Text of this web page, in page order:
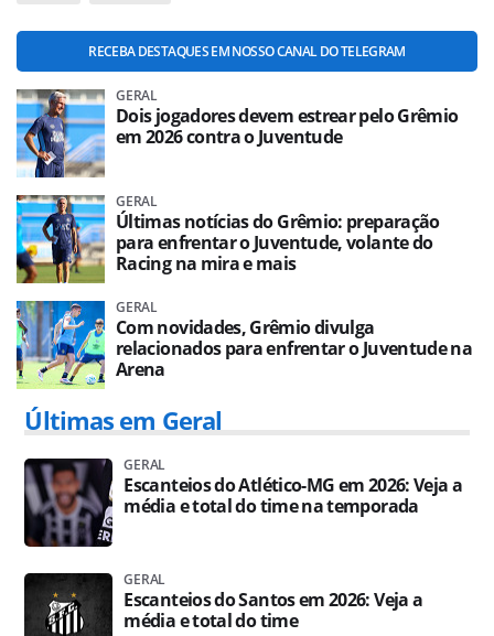
RECEBA DESTAQUES EM NOSSO CANAL DO TELEGRAM
GERAL
Dois jogadores devem estrear pelo Grêmio
em 2026 contra o Juventude
GERAL
Últimas notícias do Grêmio: preparação
para enfrentar o Juventude, volante do
Racing na mira e mais
GERAL
Com novidades, Grêmio divulga
relacionados para enfrentar o Juventude na
Arena
Últimas em Geral
GERAL
Escanteios do Atlético-MG em 2026: Veja a
média e total do time na temporada
GERAL
Escanteios do Santos em 2026: Veja a
média e total do time